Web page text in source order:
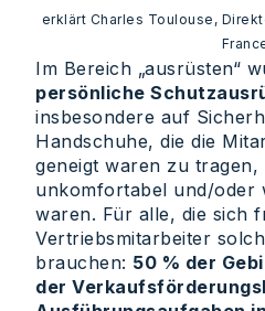
erklärt Charles Toulouse,
Im Bereich „ausrüsten“
persönliche
insbesondere auf
Handschuhe, die die
geneigt waren zu tragen,
unkomfortabel und/oder
waren. Für alle, die sich
Vertriebsmitarbeiter
brauchen: 50 % der
der